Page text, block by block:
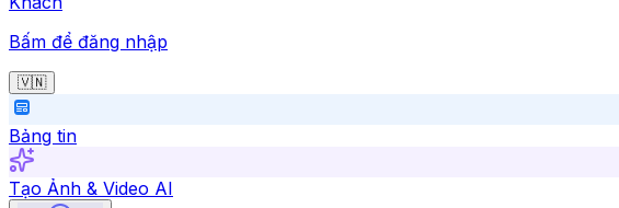
Bấm để đăng nhập
🇻🇳
Bảng tin
Tạo Ảnh & Video AI